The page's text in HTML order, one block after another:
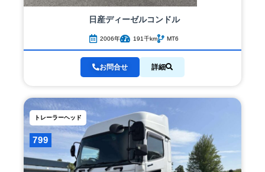
日産ディーゼルコンドル
2006年 191千km MT6
お問合せ 詳細
799
トレーラーヘッド